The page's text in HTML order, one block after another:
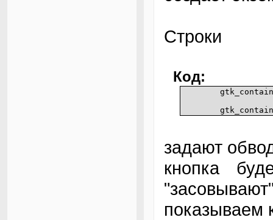
Строки
Код:
задают
кнопка
показываем